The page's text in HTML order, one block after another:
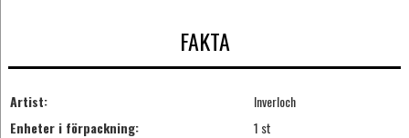
FAKTA
Artist:
Inverloch
Enheter i förpackning:
1 st